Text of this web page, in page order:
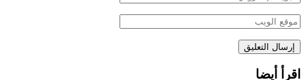
اقرأ أيضا